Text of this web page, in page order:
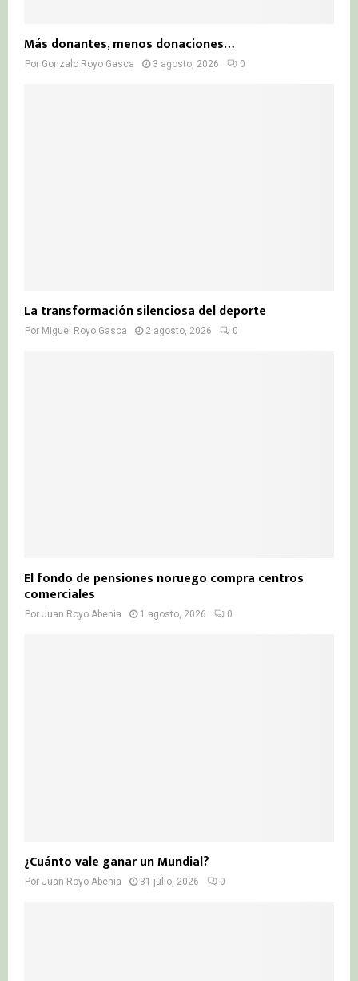
Más donantes, menos donaciones…
Por Gonzalo Royo Gasca 3 agosto, 2026 0
La transformación silenciosa del deporte
Por Miguel Royo Gasca 2 agosto, 2026 0
El fondo de pensiones noruego compra centros
comerciales
Por Juan Royo Abenia 1 agosto, 2026 0
¿Cuánto vale ganar un Mundial?
Por Juan Royo Abenia 31 julio, 2026 0